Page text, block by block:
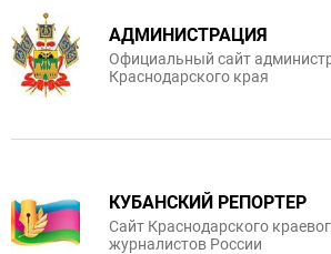
АДМИНИСТРАЦИЯ
Официальный сайт
Краснодарского края
КУБАНСКИЙ РЕПОРТЕР
Сайт Краснодарского
журналистов России